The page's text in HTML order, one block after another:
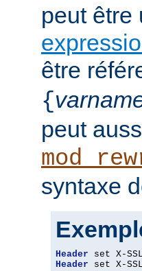
peut être
être
{
peut
syntaxe
Header set X-
Header set X-